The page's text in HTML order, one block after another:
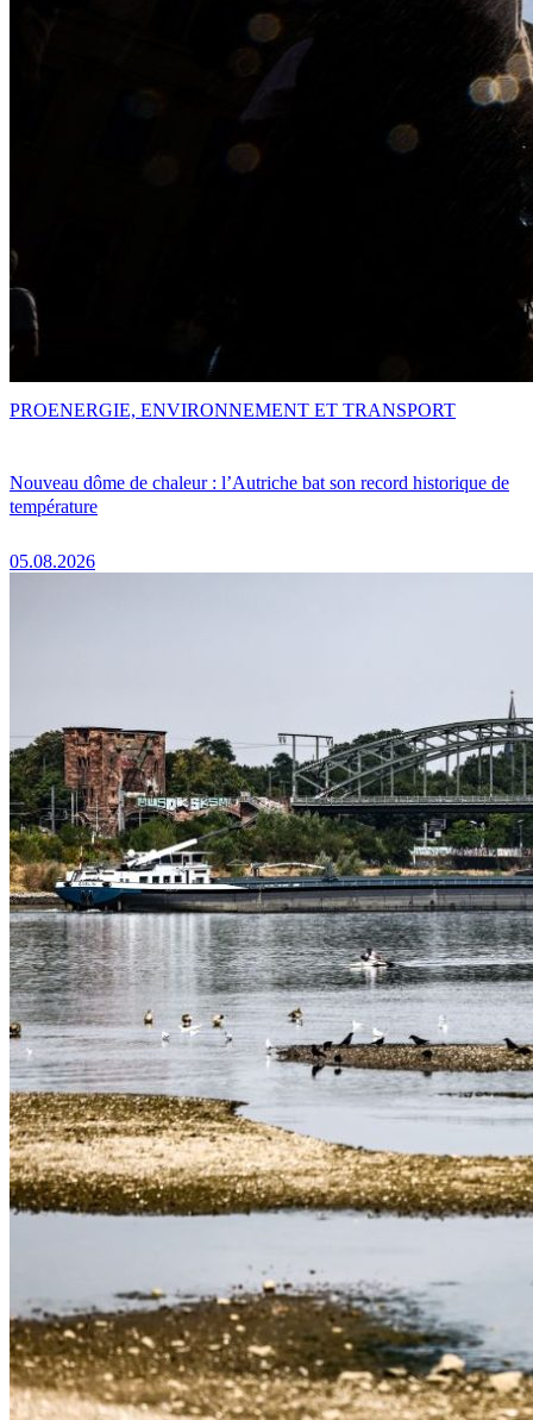
Nouveau dôme de chaleur : l’Autriche bat son record historique de
température
05.08.2026
PROENERGIE, ENVIRONNEMENT ET TRANSPORT